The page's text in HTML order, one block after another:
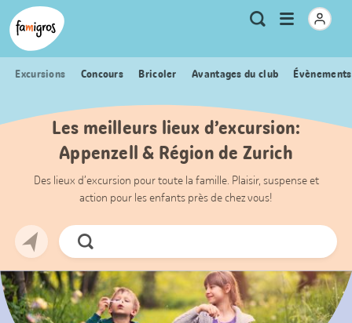
Signets
de
navigation
Header
Logo Métanavigation
RechercheOuvrir
Excursions Concours Bricoler Avantages du club
Les meilleurs lieux d’excursion:
Appenzell & Région de Zurich
Des lieux d’excursion pour toute la famille. Plaisir, suspense et
action pour les enfants près de chez vous!
Chercher